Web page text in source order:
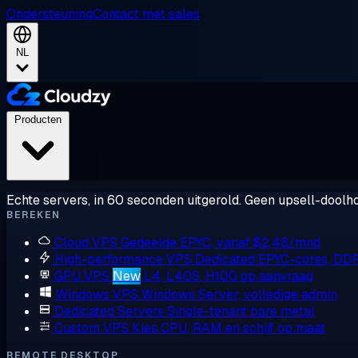
OndersteuningContact met sales
NL
Echte servers, in 60 seconden uitgerold. Geen upsell-
BEREKEN
Cloud VPS Gedeelde EPYC, vanaf $2,48/mnd
High-performance VPS Dedicated EPYC-cores,
GPU VPS New L4, L40S, H100 op aanvraag
Windows VPS Windows Server, volledige admin
Dedicated Servers Single-tenant bare metal
Custom VPS Kies CPU, RAM en schijf op maat